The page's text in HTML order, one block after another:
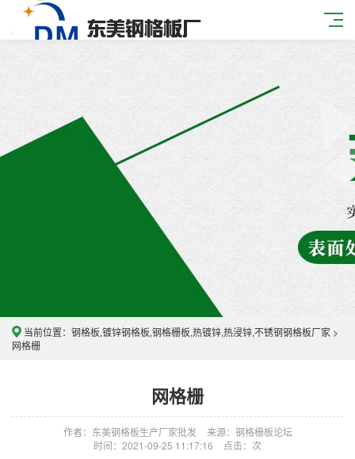
当前位置： 钢格板,镀锌钢格板,钢格栅板,热镀锌,热浸锌,不锈钢钢格板厂家 >
网格栅
网格栅
作者：东美钢格板生产厂家批发
来源：钢格栅板论坛
时间：2021-09-25 11:17:16
点击： 次